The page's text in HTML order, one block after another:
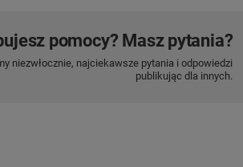
pomocy? Masz pytania?
niezwłocznie, najciekawsze pytania i odpowiedzi
publikując dla innych.